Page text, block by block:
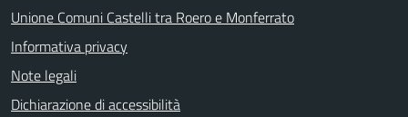
Unione Comuni Castelli tra Roero e Monferrato
Informativa privacy
Note legali
Dichiarazione di accessibilità